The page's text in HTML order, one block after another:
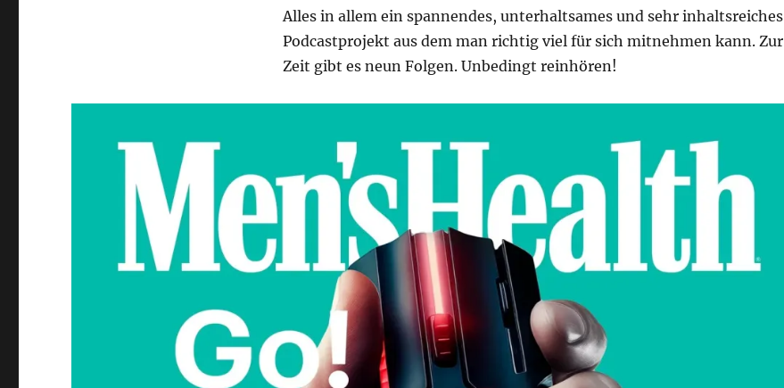
Alles in allem ein spannendes, unterhaltsames und sehr inhaltsreiches
Podcastprojekt aus dem man richtig viel für sich mitnehmen kann. Zur
Zeit gibt es neun Folgen. Unbedingt reinhören!